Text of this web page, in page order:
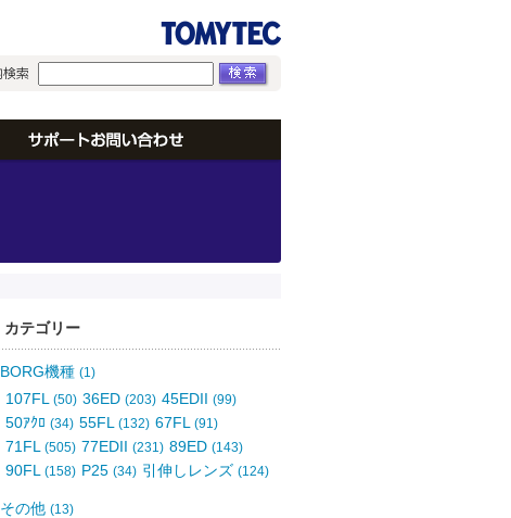
カテゴリー
BORG機種 (1)
107FL (50) 36ED (203) 45EDII (99)
50ｱｸﾛ (34) 55FL (132) 67FL (91)
71FL (505) 77EDII (231) 89ED (143)
90FL (158) P25 (34) 引伸しレンズ (124)
その他 (13)